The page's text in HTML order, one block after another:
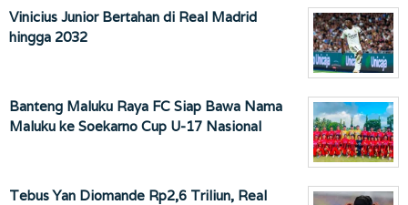
Vinicius Junior Bertahan di Real Madrid
hingga 2032
Banteng Maluku Raya FC Siap Bawa Nama
Maluku ke Soekarno Cup U-17 Nasional
Tebus Yan Diomande Rp2,6 Triliun, Real